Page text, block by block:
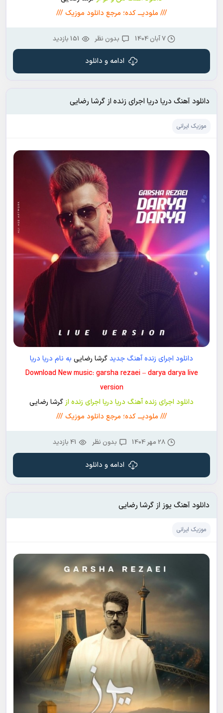
/// ملودیـــ کده؛ مرجع دانلود موزیک ///
7 آبان 1404 بدون نظر 151 بازدید
ادامه و دانلود
دانلود آهنگ دریا دریا اجرای زنده از گرشا رضایی
موزیک ایرانی
دانلود اجرای زنده آهنگ جدیدگرشا رضایی به نام دریا دریا
Download New music: garsha rezaei – darya darya live
version
دانلود اجرای زنده آهنگ دریا دریا اجرای زنده ازگرشا رضایی
/// ملودیـــ کده؛ مرجع دانلود موزیک ///
28 مهر 1404 بدون نظر 41 بازدید
ادامه و دانلود
دانلود آهنگ یوز از گرشا رضایی
موزیک ایرانی